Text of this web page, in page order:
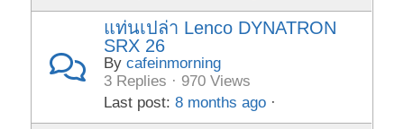
แท่นเปล่า Lenco DYNATRON
SRX 26
Bycafeinmorning
3 Replies · 970 Views
Last post:8 months ago ·